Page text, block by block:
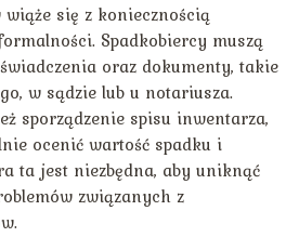
wiąże się z koniecznością
Spadkobiercy muszą
oraz dokumenty, takie
w sądzie lub u notariusza.
sporządzenie spisu inwentarza,
ocenić wartość spadku i
ta jest niezbędna, aby uniknąć
związanych z